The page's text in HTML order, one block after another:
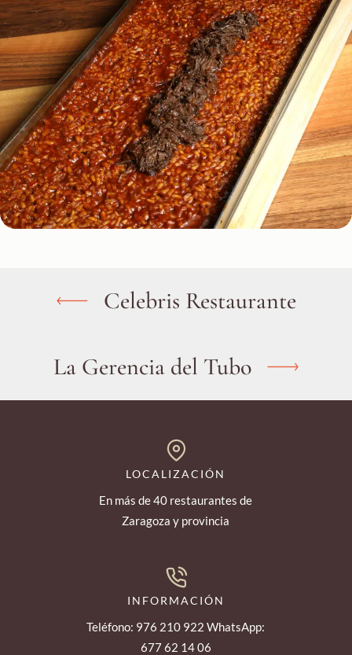
Celebris Restaurante
La Gerencia del Tubo
LOCALIZACIÓN
En más de 40 restaurantes de
Zaragoza y provincia
INFORMACIÓN
Teléfono: 976 210 922 WhatsApp:
677 62 14 06